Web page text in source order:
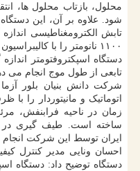
محلول، بازتاب محلول ها،
شود. علاوه بر آن، این
۱۱۰۰ نانومتر را با کالیبراسیون و کنترل های مختلف پوشش می دهد.
دستگاه اسپکتروفتومتر
تابعی از طول موج انجام می
شرکت دانش بنیان بلور آزما
زمان در ناحیه فرابنفش،
ساخته است. طیف گیری در
ایران توسط این شرکت
احسان ونایی مدیر کنترل
دستگاه توضیح داد: دستگاه